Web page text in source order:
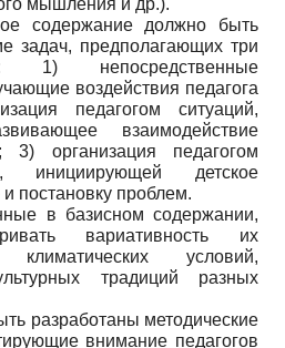
мышления и др.).
содержание должно быть
задач, предполагающих три
1) непосредственные
воздействия педагога
педагогом ситуаций,
взаимодействие
организация педагогом
инициирующей детское
постановку проблем.
в базисном содержании,
вариативность их
условий,
традиций разных
разработаны методические
внимание педагогов